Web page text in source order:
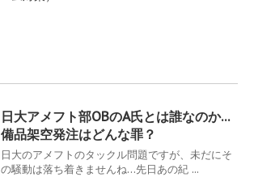
日大アメフト部OBのA氏とは誰なのか…
備品架空発注はどんな罪？
日大のアメフトのタックル問題ですが、未だにそ
の騒動は落ち着きませんね…先日あの紀 ...